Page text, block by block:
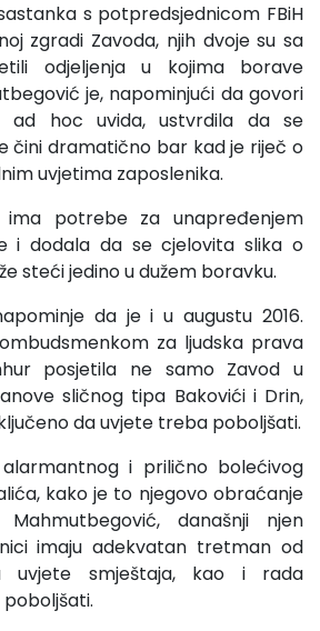
s potpredsjednicom FBiH
zgradi Zavoda, njih dvoje su sa
odjeljenja u kojima borave
je, napominjući da govori
ad hoc uvida, ustvrdila da se
čini dramatično bar kad je riječ o
uvjetima zaposlenika.
ima potrebe za unapređenjem
i dodala da se cjelovita slika o
steći jedino u dužem boravku.
da je i u augustu 2016.
za ljudska prava
posjetila ne samo Zavod u
sličnog tipa Bakovići i Drin,
da uvjete treba poboljšati.
i prilično bolećivog
kako je to njegovo obraćanje
današnji njen
imaju adekvatan tretman od
smještaja, kao i rada